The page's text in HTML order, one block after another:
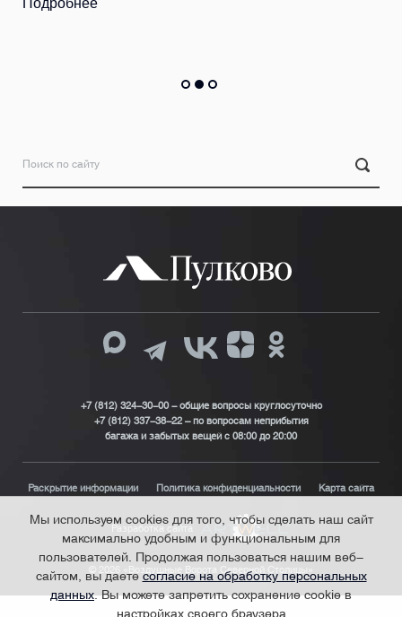
Подробнее
+7 (812) 324-30-00 - общие вопросы круглосуточно
+7 (812) 337-38-22 – по вопросам неприбытия
багажа и забытых вещей с 08:00 до 20:00
Раскрытие информации Политика конфиденциальности Карта сайта
Разработка сайта
© 2026 «Воздушные Ворота Северной Столицы»
Мы используем cookies для того, чтобы сделать наш сайт
максимально удобным и функциональным для
пользователей. Продолжая пользоваться нашим веб-
сайтом, вы даетесогласие на обработку персональных
данных. Вы можете запретить сохранение cookie в
настройках своего браузера